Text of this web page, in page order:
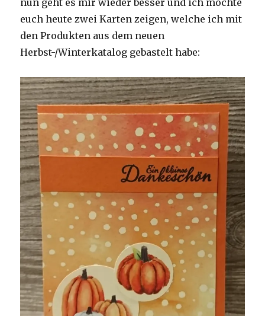
euch heute zwei Karten zeigen, welche ich mit
den Produkten aus dem neuen
Herbst-/Winterkatalog gebastelt habe: